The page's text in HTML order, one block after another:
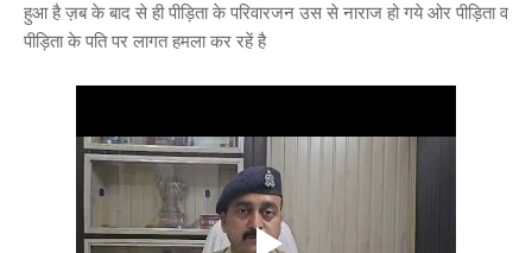
हुआ है ज़ब के बाद से ही पीड़िता के परिवारजन उस से नाराज हो गये ओर पीड़िता व
पीड़िता के पति पर लागत हमला कर रहें है